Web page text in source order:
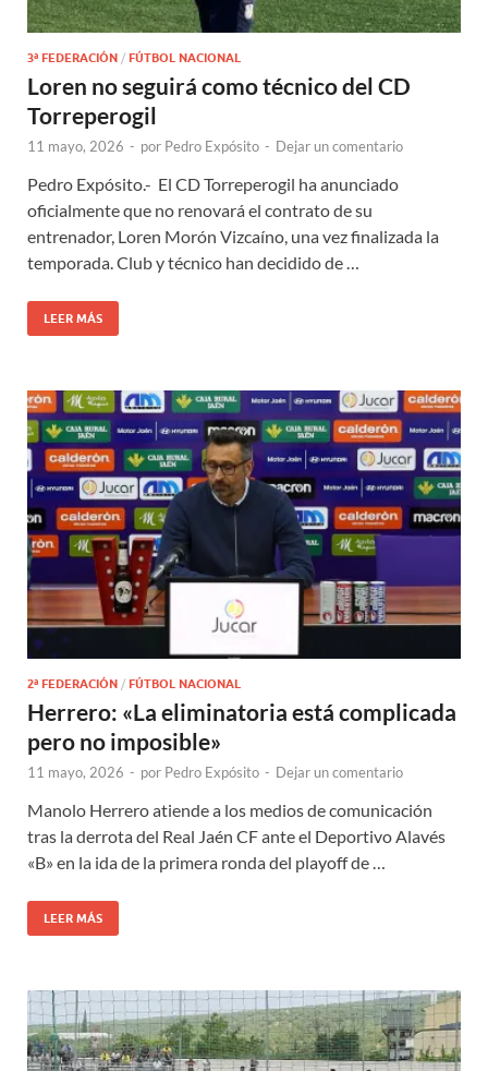
3ª FEDERACIÓN / FÚTBOL NACIONAL
Loren no seguirá como técnico del CD
Torreperogil
11 mayo, 2026 - por Pedro Expósito - Dejar un comentario
Pedro Expósito.- El CD Torreperogil ha anunciado
oficialmente que no renovará el contrato de su
entrenador, Loren Morón Vizcaíno, una vez finalizada la
temporada. Club y técnico han decidido de …
LEER MÁS
2ª FEDERACIÓN / FÚTBOL NACIONAL
Herrero: «La eliminatoria está complicada
pero no imposible»
11 mayo, 2026 - por Pedro Expósito - Dejar un comentario
Manolo Herrero atiende a los medios de comunicación
tras la derrota del Real Jaén CF ante el Deportivo Alavés
«B» en la ida de la primera ronda del playoff de …
LEER MÁS